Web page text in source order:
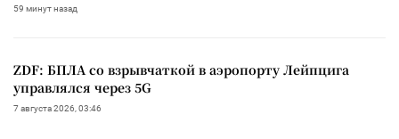
59 минут назад
ZDF: БПЛА со взрывчаткой в аэропорту Лейпцига
управлялся через 5G
7 августа 2026, 03:46